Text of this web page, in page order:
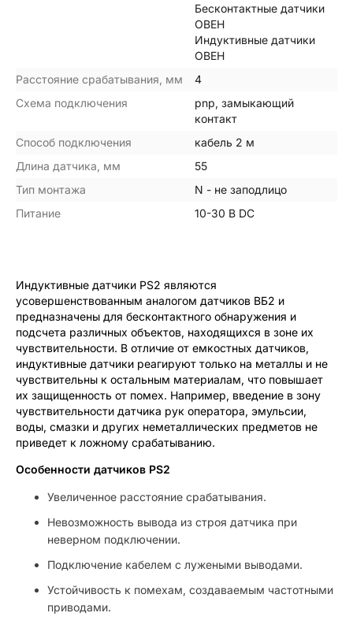
Бесконтактные датчики
ОВЕН
Индуктивные датчики
ОВЕН
Расстояние срабатывания, мм
4
Схема подключения
pnp, замыкающий
контакт
Способ подключения
кабель 2 м
Длина датчика, мм
55
Тип монтажа
N - не заподлицо
Питание
10-30 В DC
Индуктивные датчики PS2 являются
усовершенствованным аналогом датчиков ВБ2 и
предназначены для бесконтактного обнаружения и
подсчета различных объектов, находящихся в зоне их
чувствительности. В отличие от емкостных датчиков,
индуктивные датчики реагируют только на металлы и не
чувствительны к остальным материалам, что повышает
их защищенность от помех. Например, введение в зону
чувствительности датчика рук оператора, эмульсии,
воды, смазки и других неметаллических предметов не
приведет к ложному срабатыванию.
Особенности датчиков PS2
Увеличенное расстояние срабатывания.
Невозможность вывода из строя датчика при
неверном подключении.
Подключение кабелем с лужеными выводами.
Устойчивость к помехам, создаваемым частотными
приводами.